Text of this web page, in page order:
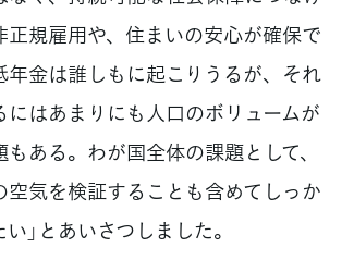
正規雇用や、住まいの安心が確保で
年金は誰しもに起こりうるが、それ
にはあまりにも人口のボリュームが
ある。わが国全体の課題として、
空気を検証することも含めてしっか
」とあいさつしました。